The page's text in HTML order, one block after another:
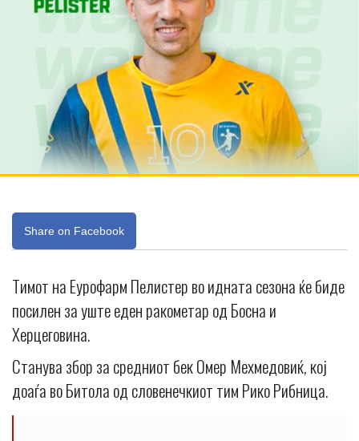
Share on Facebook
Тимот на Еурофарм Пелистер во идната сезона ќе биде
посилен за уште еден ракометар од Босна и
Херцеговина.
Станува збор за средниот бек Омер Мехмедовиќ, кој
доаѓа во Битола од словенечкиот тим Рико Рибница.